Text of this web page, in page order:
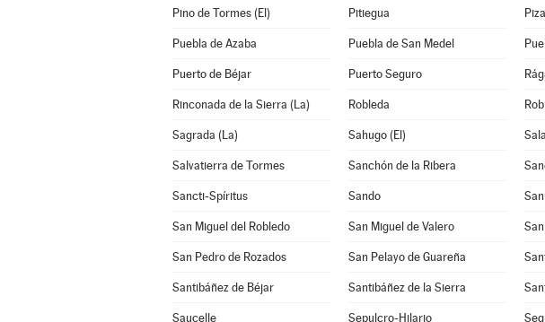
Pino de Tormes (El) Pitiegua
Puebla de Azaba Puebla de San Medel
Puerto de Béjar Puerto Seguro
Rinconada de la Sierra (La) Robleda
Sagrada (La) Sahugo (El)
Salvatierra de Tormes Sanchón de la Ribera
Sancti-Spíritus Sando
San Miguel del Robledo San Miguel de Valero
San Pedro de Rozados San Pelayo de Guareña
Santibáñez de Béjar Santibáñez de la Sierra
Saucelle Sepulcro-Hilario